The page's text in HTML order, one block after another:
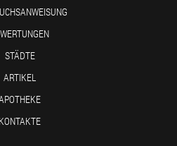
STÄDTE
ARTIKEL
KONTAKTE